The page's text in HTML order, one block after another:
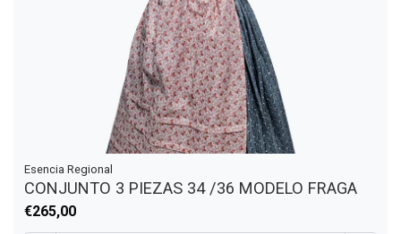
Esencia Regional
CONJUNTO 3 PIEZAS 34 /36 MODELO FRAGA
€265,00